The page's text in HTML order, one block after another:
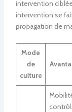
intervention
intervention se
propagation de
Mode
de
culture